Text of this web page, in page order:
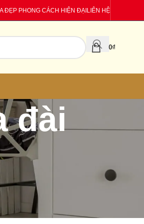
ĐẸP PHONG CÁCH HIỆN ĐẠILIÊN HỆ
0₫
đài